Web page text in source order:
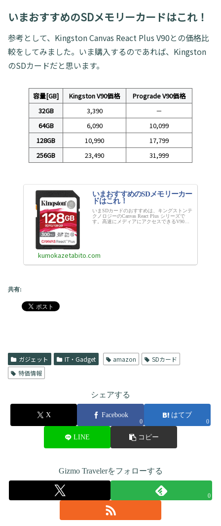
いまおすすめのSDメモリーカードはこれ！
参考として、Kingston Canvas React Plus V90との価格比
較をしてみました。いま購入するのであれば、Kingston
のSDカードだと思います。
容量[GB] Kingston V90価格
Prograde V90価格
32GB
3,390
－
64GB
6,090
10,099
128GB
10,990
17,799
256GB
23,490 31,999
いまおすすめのSDメモリーカー
ドはこれ！
いまSDカードのおすすめは、キングストンテ
クノロジーのCanvas React Plus シリーズで
す。高速にメディアにアクセスできるV90対
kumokazetabito.com
共有:
ガジェット IT・Gadget amazon
SDカード
特価情報
シェアする
X Facebook
0
はてブ
0
LINE コピー
Gizmo Travelerをフォローする
0